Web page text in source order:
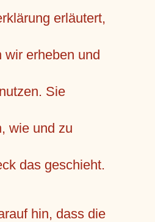
erläutert,
wir erheben und
Sie
wie und zu
das geschieht.
hin, dass die